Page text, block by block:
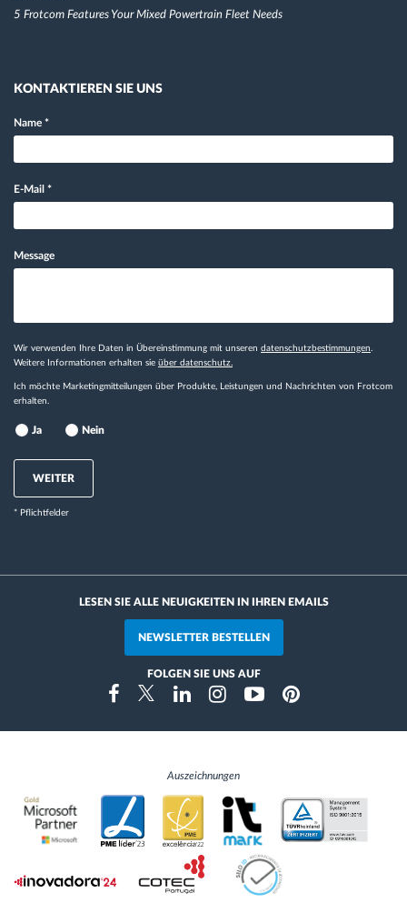
5 Frotcom Features Your Mixed Powertrain Fleet Needs
KONTAKTIEREN SIE UNS
Name *
E-Mail *
Message
Wir verwenden Ihre Daten in Übereinstimmung mit unseren datenschutzbestimmungen
Weitere Informationen erhalten sie über datenschutz.
Ich möchte Marketingmitteilungen über Produkte, Leistungen und Nachrichten von Frotcom
erhalten.
Ja Nein
WEITER
* Pflichtfelder
LESEN SIE ALLE NEUIGKEITEN IN IHREN EMAILS
NEWSLETTER BESTELLEN
FOLGEN SIE UNS AUF
FacebookTwitterLinkedinInstragramYoutubePinterest
Auszeichnungen